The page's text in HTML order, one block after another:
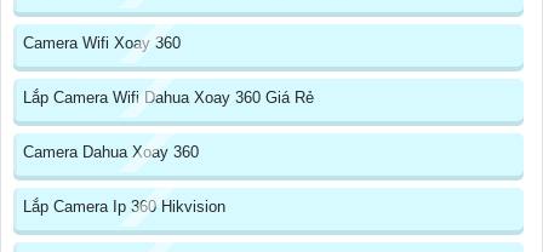
Camera Wifi Xoay 360
Lắp Camera Wifi Dahua Xoay 360 Giá Rẻ
Camera Dahua Xoay 360
Lắp Camera Ip 360 Hikvision